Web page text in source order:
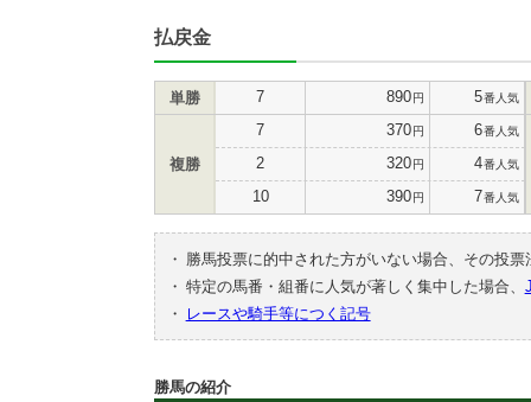
払戻金
単勝 7 890円 5番人気
複勝
7 370円 6番人気
2 320円 4番人気
10 390円 7番人気
・
勝馬投票に的中された方がいない場合、その投
・ 特定の馬番・組番に人気が著しく集中した場合、
・
レースや騎手等につく記号
勝馬の紹介